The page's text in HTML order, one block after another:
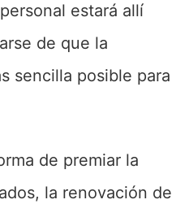
estará allí
de que la
sencilla posible para
de premiar la
la renovación de